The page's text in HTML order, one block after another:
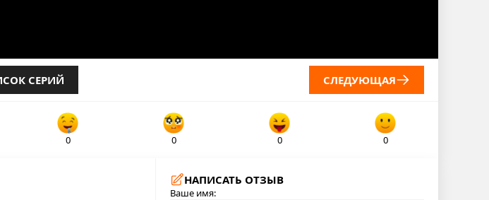
СЕРИЙ СЛЕДУЮЩАЯ
0 0 0 0
НАПИСАТЬ ОТЗЫВ
Ваше имя: